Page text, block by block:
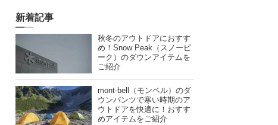
新着記事
秋冬のアウトドアにおすす
め！Snow Peak（スノーピ
ーク）のダウンアイテムを
ご紹介
mont-bell（モンベル）のダ
ウンパンツで寒い時期のア
ウトドアを快適に！おすす
めアイテムをご紹介